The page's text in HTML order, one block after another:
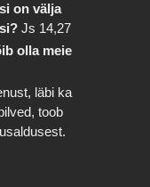
on välja
Js 14,27
olla meie
läbi ka
toob